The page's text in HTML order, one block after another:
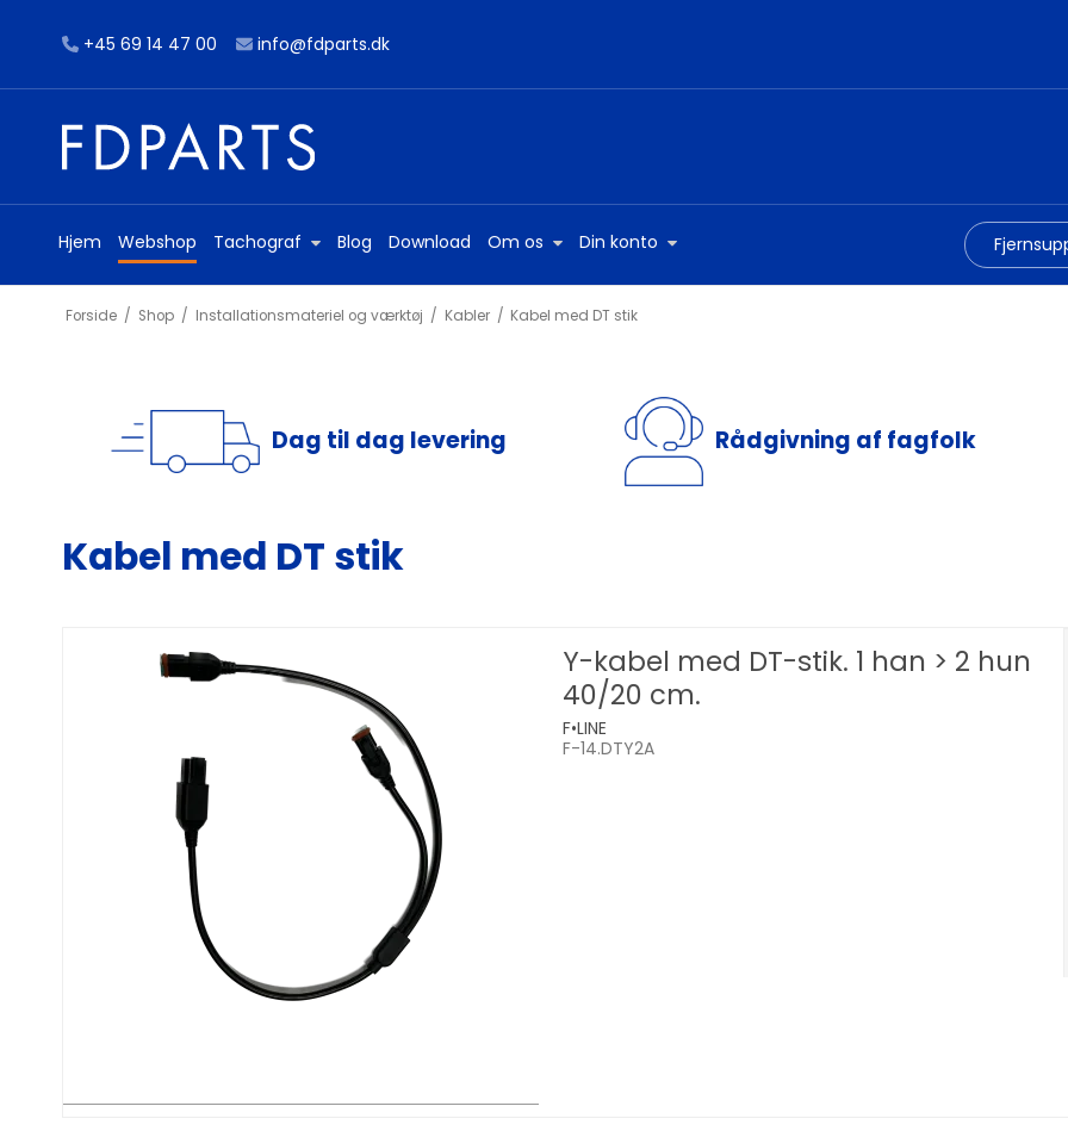
+45 69 14 47 00 info@fdparts.dk
Hjem Webshop Tachograf Blog Download Om os Din konto
Forside / Shop / Installationsmateriel og værktøj / Kabler / Kabel med DT stik
Dag til dag levering Rådgivning af fagfolk
Kabel med DT stik
Y-kabel med DT-stik. 1 han > 2 hun
40/20 cm.
F•LINE
F-14.DTY2A